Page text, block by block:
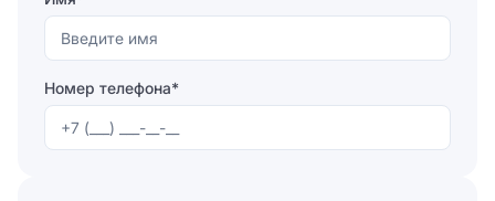
Номер телефона*